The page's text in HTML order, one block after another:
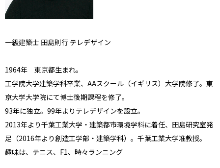
一級建築士 田島則行 テレデザイン
1964年 東京都生まれ。
工学院大学建築学科卒業、AAスクール（イギリス）大学院修了。東
京大学大学院にて博士後期課程を修了。
93年に独立。99年よりテレデザインを設立。
2013年より千葉工業大学・建築都市環境学科に着任、田島研究室発
足（2016年より創造工学部・建築学科）。千葉工業大学准教授。
趣味は、テニス、F1、時々ランニング